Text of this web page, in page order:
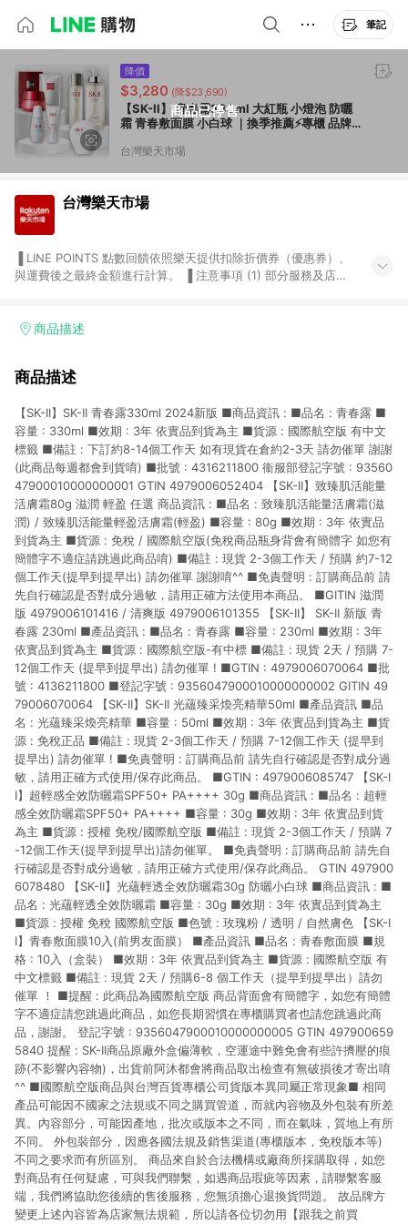
筆記
商品已停售
降價
$3,280 (降$23,690)
【SK-II】 青春露330ml 大紅瓶 小燈泡 防曬
霜 青春敷面膜 小白球 ｜換季推薦⚡專櫃 品牌
13%回饋
台灣樂天市場
台灣樂天市場
與運費後之最終金額進行計算。 ▐ 注意事項 (1) 部分服務及店家
Smart mobile、神腦生活、JS巨盛、樂天KOBO電子書，請詳閱
台灣樂天市場，並在同一瀏覽器於24小時內結帳，才享有 LINE
市場 45 天內完成訂單出貨及結帳，則不符合贈點資格。 (4) 如
使用APP、或中途瀏覽比價網、回饋網、Google等其他網頁、或
由網頁版(電腦版/手機版網頁)切換為App都將會造成追蹤中斷而
無法進行 LINE POINTS 回饋。 (5) LINE 購物為購物資訊整合性
平台，商品資料更新會有時間差，如顯示之商品規格、顏色、價
位、贈品與台灣樂天市場銷售網頁不符，以銷售網頁標示為準。
(6) 導購訂單已逾 365 天，根據台灣樂天回饋規定，逾期訂單將
不符合回饋資格。 (7) 若上述或其他原因，致使消費者無接收到
點數回饋或點數回饋有爭議，台灣樂天市場保有更改條款與法律
追訴之權利，活動詳情以樂天市場網站公告為準。
商品描述
商品描述
【SK-II】SK-II 青春露330ml 2024新版 ■商品資訊 : ■品名 : 青春露 ■
容量 : 330ml ■效期 : 3年 依實品到貨為主 ■貨源 : 國際航空版 有中文
標籤 ■備註 : 下訂約8-14個工作天 如有現貨在倉約2-3天 請勿催單 謝謝
(此商品每週都會到貨唷) ■批號 : 4316211800 衞服部登記字號 : 93560
47900010000000001 GTIN 4979006052404 【SK-II】致臻肌活能量
活膚霜80g 滋潤 輕盈 任選 商品資訊 : ■品名 : 致臻肌活能量活膚霜(滋
潤) / 致臻肌活能量輕盈活膚霜(輕盈) ■容量 : 80g ■效期 : 3年 依實品
到貨為主 ■貨源 : 免稅 / 國際航空版(免稅商品瓶身背會有簡體字 如您有
簡體字不適症請跳過此商品唷) ■備註 : 現貨 2-3個工作天 / 預購 約7-12
個工作天(提早到提早出) 請勿催單 謝謝唷^^ ■免責聲明 : 訂購商品前 請
先自行確認是否對成分過敏，請用正確方法使用本商品。 ■GITIN 滋潤
版 4979006101416 / 清爽版 4979006101355 【SK-II】 SK-II 新版 青
春露 230ml ■產品資訊 : ■品名 : 青春露 ■容量 : 230ml ■效期 : 3年
依實品到貨為主 ■貨源 : 國際航空版-有中標 ■備註 : 現貨 2天 / 預購 7-
12個工作天 (提早到提早出) 請勿催單 ! ■GTIN : 4979006070064 ■批
號 : 4136211800 ■登記字號 : 9356047900010000000002 GITIN 49
79006070064 【SK-II】SK-II 光蘊臻采煥亮精華50ml ■產品資訊 ■品
名 : 光蘊臻采煥亮精華 ■容量 : 50ml ■效期 : 3年 依實品到貨為主 ■貨
源 : 免稅正品 ■備註 : 現貨 2-3個工作天 / 預購 7-12個工作天 (提早到
提早出) 請勿催單 ! ■免責聲明 : 訂購商品前 請先自行確認是否對成分過
敏，請用正確方式使用/保存此商品。 ■GTIN : 4979006085747 【SK-I
I】超輕感全效防曬霜SPF50+ PA++++ 30g ■商品資訊 : ■品名 : 超輕
感全效防曬霜SPF50+ PA++++ ■容量 : 30g ■效期 : 3年 依實品到貨
為主 ■貨源 : 授權 免稅/國際航空版 ■備註 : 現貨 2-3個工作天 / 預購 7
-12個工作天(提早到提早出)請勿催單。 ■免責聲明 : 訂購商品前 請先自
行確認是否對成分過敏，請用正確方式使用/保存此商品。 GTIN 497900
6078480 【SK-II】光蘊輕透全效防曬霜30g 防曬小白球 ■商品資訊 : ■
品名 : 光蘊輕透全效防曬霜 ■容量 : 30g ■效期 : 3年 依實品到貨為主
■貨源 : 授權 免稅 國際航空版 ■色號 : 玫瑰粉 / 透明 / 自然膚色 【SK-I
I】青春敷面膜10入(前男友面膜） ■產品資訊 ■品名 : 青春敷面膜 ■規
格 : 10入（盒裝） ■效期 : 3年 依實品到貨為主 ■貨源 : 國際航空版 有
中文標籤 ■備註 : 現貨 2天 / 預購6-8 個工作天（提早到提早出）請勿
催單 ！ ■提醒 : 此商品為國際航空版 商品背面會有簡體字，如您有簡體
字不適症請您跳過此商品，如您長期習慣在專櫃購買者也請您跳過此商
品，謝謝。 登記字號 : 9356047900010000000005 GTIN 497900659
5840 提醒 : SK-II商品原廠外盒偏薄軟，空運途中難免會有些許擠壓的痕
跡(不影響內容物)，出貨前阿沐都會將商品取出檢查有無破損後才寄出唷
^^ ■國際航空版商品與台灣百貨專櫃公司貨版本異同屬正常現象■ 相同
產品可能因不國家之法規或不同之購買管道，而就內容物及外包裝有所差
異。內容部分，可能因產地，批次或版本之不同，而在氣味，質地上有所
不同。 外包裝部分，因應各國法規及銷售渠道(專櫃版本，免稅版本等)
不同之要求而有所區別。 商品來自於合法機構或廠商所採購取得，如您
對商品有任何疑慮，可與我們聯繫，如遇商品瑕疵等因素，請聯繫客服
端，我們將協助您後續的售後服務，您無須擔心退換貨問題。 故品牌方
變更上述內容皆為店家無法規範，所以請各位切勿用【跟我之前買